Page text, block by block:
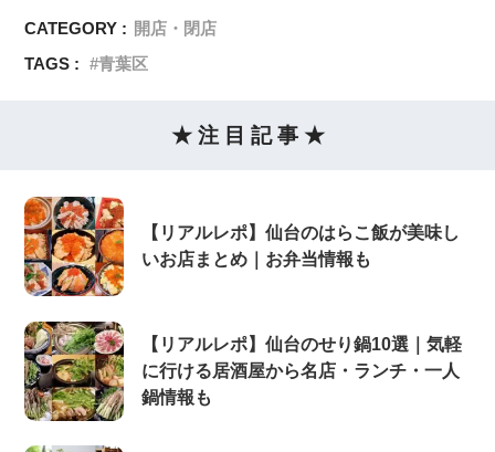
CATEGORY : 開店・閉店
TAGS :
青葉区
★ 注 目 記 事 ★
【リアルレポ】仙台のはらこ飯が美味し
いお店まとめ｜お弁当情報も
【リアルレポ】仙台のせり鍋10選｜気軽
に行ける居酒屋から名店・ランチ・一人
鍋情報も